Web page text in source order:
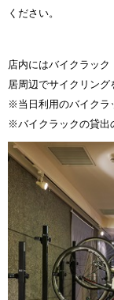
ください。
店内にはバイクラッ
居周辺でサイクリング
※当日利用のバイクラ
※バイクラックの貸出